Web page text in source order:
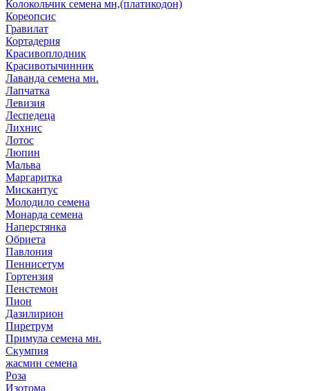
Колокольчик семена мн,(платикодон)
Кореопсис
Гравилат
Кортадерия
Красивоплодник
Красивотычинник
Лаванда семена мн.
Лапчатка
Левизия
Леспедеца
Лихнис
Лотос
Люпин
Мальва
Маргаритка
Мискантус
Молодило семена
Монарда семена
Наперстянка
Обриета
Павлония
Пеннисетум
Гортензия
Пенстемон
Пион
Дазилирион
Пиретрум
Примула семена мн.
Скумпия
жасмин семена
Роза
Изотома